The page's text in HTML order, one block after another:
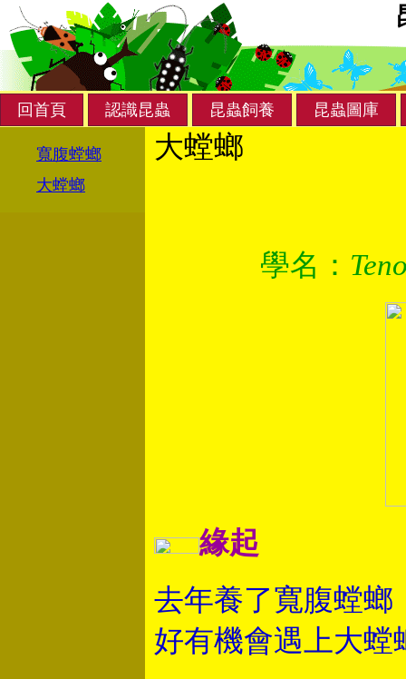
回首頁 認識昆蟲 昆蟲飼養 昆蟲圖庫
大螳螂
學名：
緣起
去年養了寬腹螳螂
好有機會遇上大螳
寬腹螳螂
大螳螂